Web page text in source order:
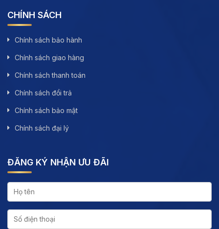
CHÍNH SÁCH
Chính sách bảo hành
Chính sách giao hàng
Chính sách thanh toán
Chính sách đổi trả
Chính sách bảo mật
Chính sách đại lý
ĐĂNG KÝ NHẬN ƯU ĐÃI